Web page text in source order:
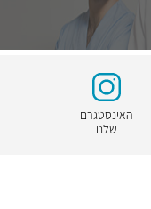
האינסטגרם
שלנו